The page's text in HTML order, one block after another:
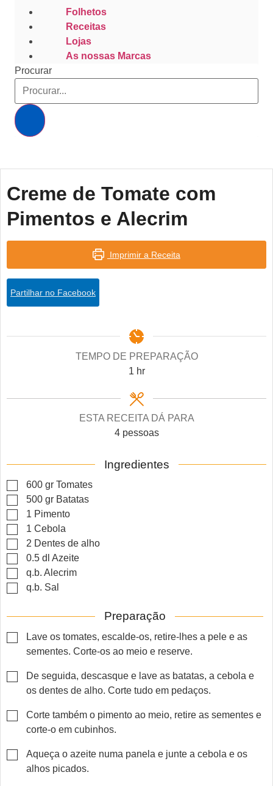
Folhetos
Receitas
Lojas
As nossas Marcas
Procurar
Creme de Tomate com
Pimentos e Alecrim
Imprimir a Receita
Partilhar no Facebook
TEMPO DE PREPARAÇÃO
1 hour
hr
ESTA RECEITA DÁ PARA
4 pessoas
Ingredientes
▢
600 gr Tomates
▢
500 gr Batatas
▢
1 Pimento
▢
1 Cebola
▢
2 Dentes de alho
▢
0.5 dl Azeite
▢
q.b. Alecrim
▢
q.b. Sal
Preparação
▢Lave os tomates, escalde-os, retire-lhes a pele e as
sementes. Corte-os ao meio e reserve.
▢
De seguida, descasque e lave as batatas, a cebola e
os dentes de alho. Corte tudo em pedaços.
▢
Corte também o pimento ao meio, retire as sementes e
corte-o em cubinhos.
▢
Aqueça o azeite numa panela e junte a cebola e os
alhos picados.